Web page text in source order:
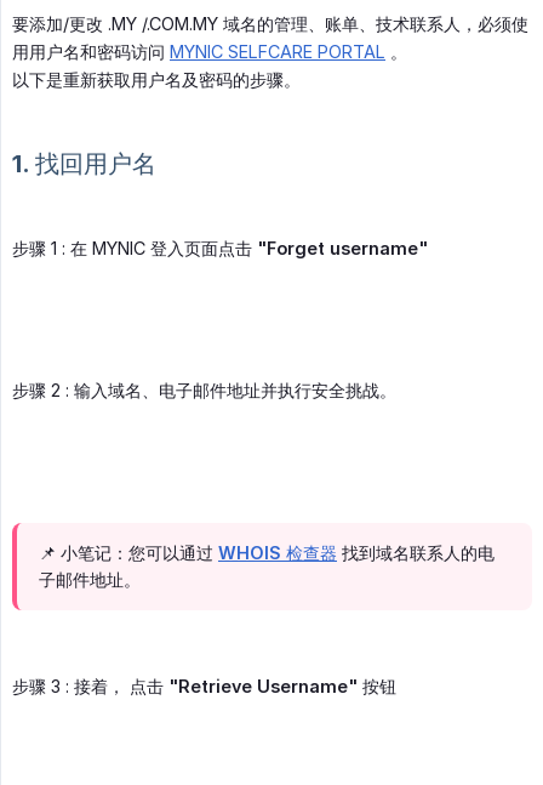
要添加/更改 .MY /.COM.MY 域名的管理、账单、技术联系人，必须使
用用户名和密码访问 MYNIC SELFCARE PORTAL 。
以下是重新获取用户名及密码的步骤。
1. 找回用户名
步骤 1 : 在 MYNIC 登入页面点击 "Forget username"
步骤 2 : 输入域名、电子邮件地址并执行安全挑战。
📌 小笔记：您可以通过 WHOIS 检查器 找到域名联系人的电
子邮件地址。
步骤 3 : 接着， 点击 "Retrieve Username" 按钮